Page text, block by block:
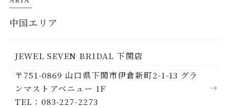
中国エリア
JEWEL SEVEN BRIDAL 下関店
〒751-0869 山口県下関市伊倉新町2-1-13 グラ
ンマストアベニュー 1F
TEL：083-227-2273